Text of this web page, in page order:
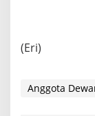
(Eri)
Anggota